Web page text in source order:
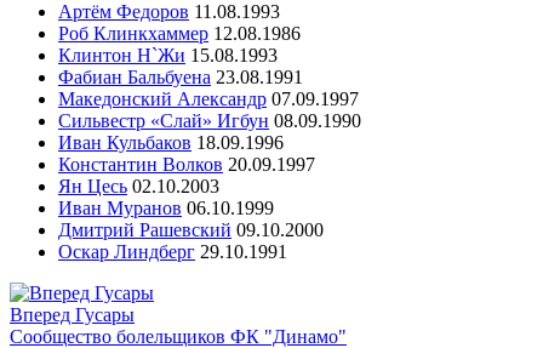
Артём Федоров 11.08.1993
Роб Клинкхаммер 12.08.1986
Клинтон Н`Жи 15.08.1993
Фабиан Бальбуена 23.08.1991
Македонский Александр 07.09.1997
Сильвестр «Слай» Игбун 08.09.1990
Иван Кульбаков 18.09.1996
Константин Волков 20.09.1997
Ян Цесь 02.10.2003
Иван Муранов 06.10.1999
Дмитрий Рашевский 09.10.2000
Оскар Линдберг 29.10.1991
Вперед Гусары
Сообщество болельщиков ФК "Динамо"